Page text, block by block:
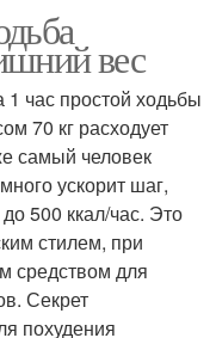
для похудения
Организм кроме
похудения
вес
час простой ходьбы
70 кг расходует
самый человек
ускорит шаг,
500 ккал/час. Это
стилем, при
средством для
Секрет
похудения